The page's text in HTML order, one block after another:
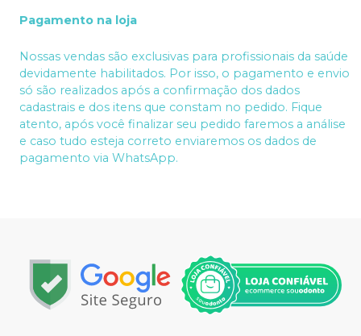
Pagamento na loja
Nossas vendas são exclusivas para profissionais da saúde
devidamente habilitados. Por isso, o pagamento e envio
só são realizados após a confirmação dos dados
cadastrais e dos itens que constam no pedido. Fique
atento, após você finalizar seu pedido faremos a análise
e caso tudo esteja correto enviaremos os dados de
pagamento via WhatsApp.